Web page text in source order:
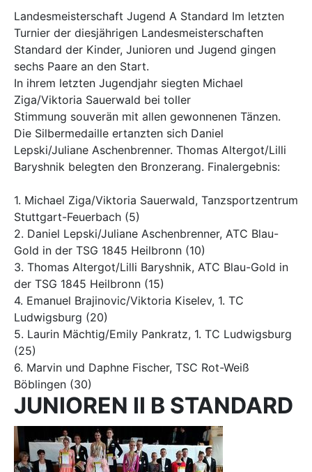
Landesmeisterschaft Jugend A Standard Im letzten
Turnier der diesjährigen Landesmeisterschaften
Standard der Kinder, Junioren und Jugend gingen
sechs Paare an den Start.
In ihrem letzten Jugendjahr siegten Michael
Ziga/Viktoria Sauerwald bei toller
Stimmung souverän mit allen gewonnenen Tänzen.
Die Silbermedaille ertanzten sich Daniel
Lepski/Juliane Aschenbrenner. Thomas Altergot/Lilli
Baryshnik belegten den Bronzerang. Finalergebnis:
1. Michael Ziga/Viktoria Sauerwald, Tanzsportzentrum
Stuttgart-Feuerbach (5)
2. Daniel Lepski/Juliane Aschenbrenner, ATC Blau-
Gold in der TSG 1845 Heilbronn (10)
3. Thomas Altergot/Lilli Baryshnik, ATC Blau-Gold in
der TSG 1845 Heilbronn (15)
4. Emanuel Brajinovic/Viktoria Kiselev, 1. TC
Ludwigsburg (20)
5. Laurin Mächtig/Emily Pankratz, 1. TC Ludwigsburg
(25)
6. Marvin und Daphne Fischer, TSC Rot-Weiß
Böblingen (30)
JUNIOREN II B STANDARD